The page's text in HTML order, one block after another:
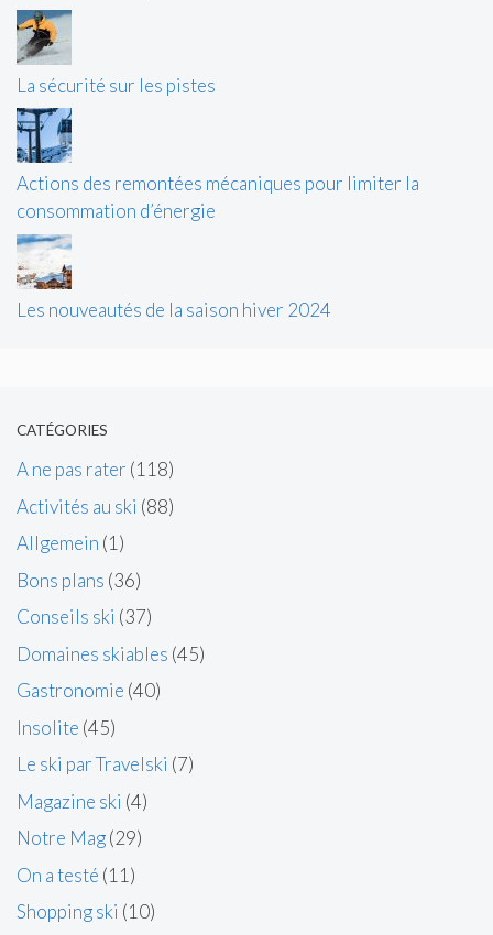
La sécurité sur les pistes
Actions des remontées mécaniques pour limiter la
consommation d’énergie
Les nouveautés de la saison hiver 2024
CATÉGORIES
A ne pas rater (118)
Activités au ski (88)
Allgemein (1)
Bons plans (36)
Conseils ski (37)
Domaines skiables (45)
Gastronomie (40)
Insolite (45)
Le ski par Travelski (7)
Magazine ski (4)
Notre Mag(29)
On a testé (11)
Shopping ski (10)